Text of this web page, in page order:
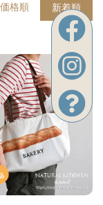
価格順 新着順